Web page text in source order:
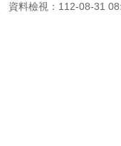
資料檢視：112-08-31